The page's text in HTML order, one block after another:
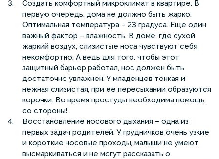
Создать комфортный микроклимат в квартире. В
первую очередь, дома не должно быть жарко.
Оптимальная температура – 23 градуса. Еще один
важный фактор – влажность. В доме, где сухой
жаркий воздух, слизистые носа чувствуют себя
некомфортно. А ведь для того, чтобы этот
защитный барьер работал, нос должен быть
достаточно увлажнен. У младенцев тонкая и
нежная слизистая, при ее пересыхании образуются
корочки. Во время простуды необходима помощь
со стороны!
Восстановление носового дыхания – одна из
первых задач родителей. У грудничков очень узкие
и короткие носовые проходы, малыши не умеют
высмаркиваться и не могут рассказать о